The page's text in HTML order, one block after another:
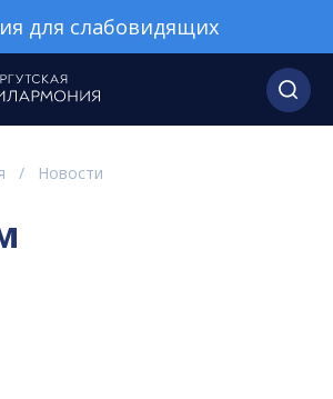
для слабовидящих
/ Новости